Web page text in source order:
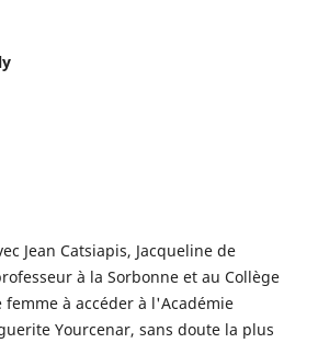
Jean Catsiapis, Jacqueline de
à la Sorbonne et au Collège
femme à accéder à l'Académie
Yourcenar, sans doute la plus